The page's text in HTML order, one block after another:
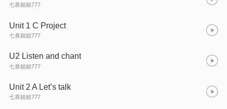
七喜姐姐777
Unit 1 C Project
七喜姐姐777
U2 Listen and chant
七喜姐姐777
Unit 2 A Let’s talk
七喜姐姐777